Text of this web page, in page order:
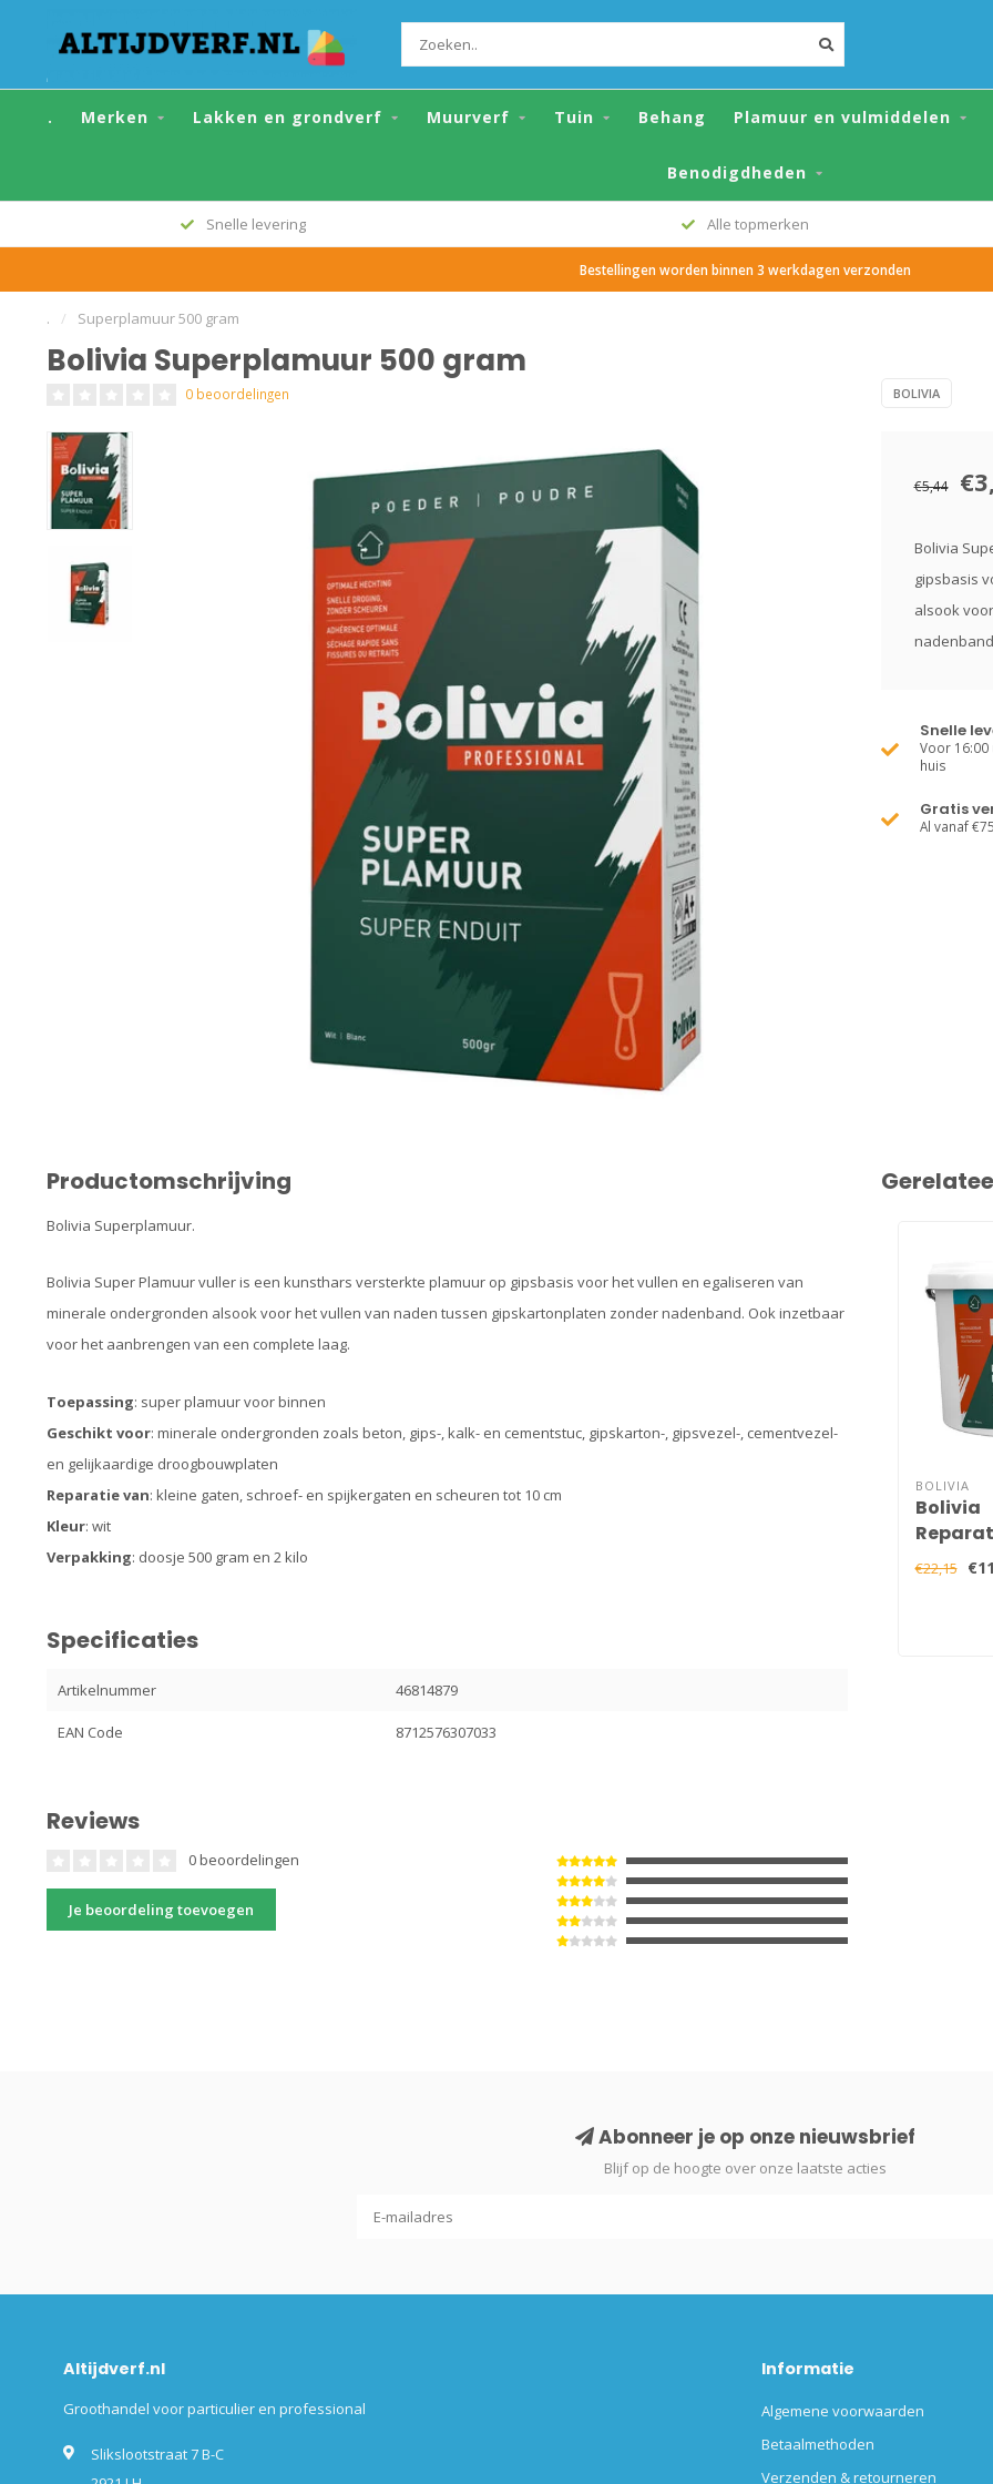
. Merken Lakken en grondverf Muurverf Tuin Behang Plamuur en vulmiddelen
Benodigdheden
Snelle levering Alle topmerken
Bestellingen worden binnen 3 werkdagen verzonden
. / Superplamuur 500 gram
Bolivia Superplamuur 500 gram
Bolivia Superplamuur 500 gram
0 beoordelingen BOLIVIA
€5,44
Bolivia
gipsbasis
alsook
nadenband
Snelle
Voor
huis
Gratis
Al vanaf €75
Productomschrijving
Bolivia Superplamuur.
Bolivia Super Plamuur vuller is een kunsthars versterkte plamuur op gipsbasis voor het vullen en egaliseren van
minerale ondergronden alsook voor het vullen van naden tussen gipskartonplaten zonder nadenband. Ook inzetbaar
voor het aanbrengen van een complete laag.
Toepassing: super plamuur voor binnen
Geschikt voor: minerale ondergronden zoals beton, gips-, kalk- en cementstuc, gipskarton-, gipsvezel-, cementvezel-
en gelijkaardige droogbouwplaten
Reparatie van: kleine gaten, schroef- en spijkergaten en scheuren tot 10 cm
Kleur: wit
Verpakking: doosje 500 gram en 2 kilo
Specificaties
Artikelnummer 46814879
EAN Code 8712576307033
Reviews
0 beoordelingen
Je beoordeling toevoegen
BOLIVIA
Bolivia
€22,15
Abonneer je op onze nieuwsbrief
Blijf op de hoogte over onze laatste acties
Altijdverf.nl
Groothandel voor particulier en professional
Slikslootstraat 7 B-C
Informatie
Algemene voorwaarden
Betaalmethoden
Verzenden & retourneren